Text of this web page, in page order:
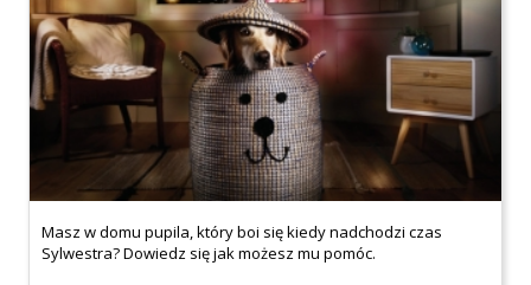
Masz w domu pupila, który boi się kiedy nadchodzi czas
Sylwestra? Dowiedz się jak możesz mu pomóc.